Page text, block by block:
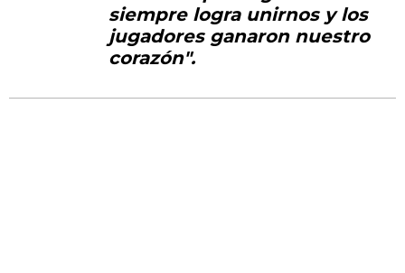
siempre logra unirnos y los
jugadores ganaron nuestro
corazón".